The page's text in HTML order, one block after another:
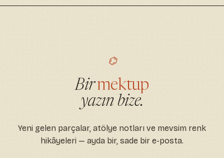
⌬
Birmektup
yazın bize.
Yeni gelen parçalar, atölye notları ve mevsim renk
hikâyeleri — ayda bir, sade bir e-posta.